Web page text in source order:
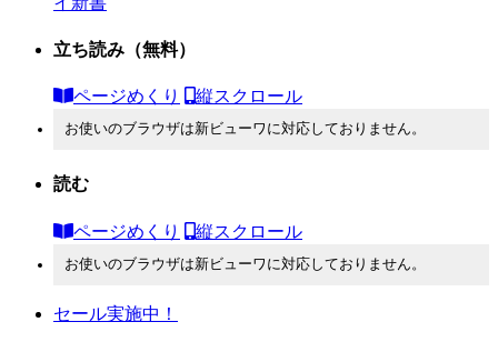
立ち読み （無料）
ページめくり 縦スクロール
お使いのブラウザは新ビューワに対応しておりません。
読む
ページめくり 縦スクロール
お使いのブラウザは新ビューワに対応しておりません。
セール実施中！